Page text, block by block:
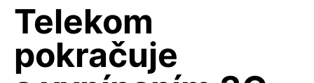
Telekom
pokračuje